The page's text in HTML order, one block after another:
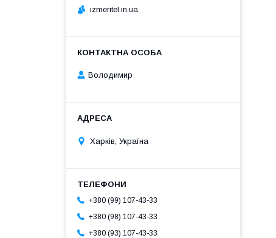
izmeritel.in.ua
Володимир
Харків, Україна
+380 (99) 107-43-33
+380 (98) 107-43-33
+380 (93) 107-43-33